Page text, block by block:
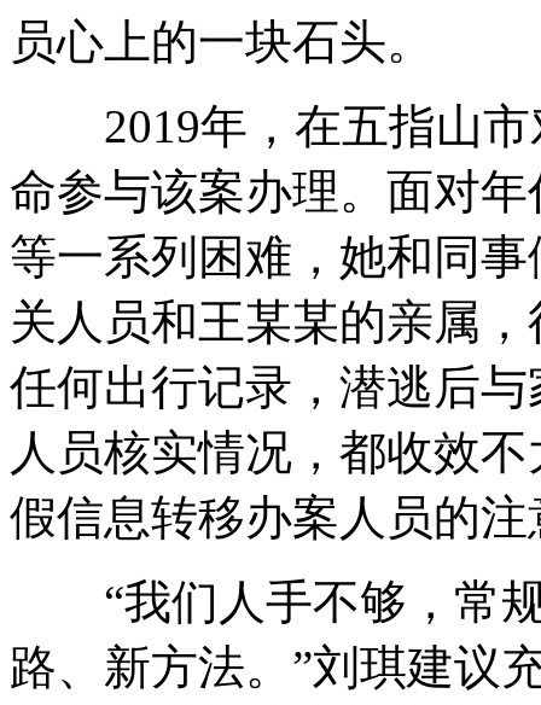
员心上的一块石头。
2019年，在五指山市
命参与该案办理。面对
等一系列困难，她和同
关人员和王某某的亲属
任何出行记录，潜逃后
人员核实情况，都收效
假信息转移办案人员的
“我们人手不够，常规
路、新方法。”刘琪建议